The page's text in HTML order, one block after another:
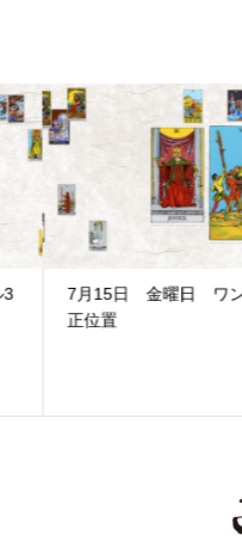
7月15日 金曜日 ワンド5
正位置